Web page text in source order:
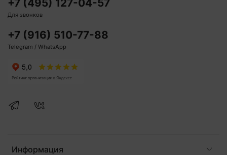
Информация
+7 (495) 127-04-57
Для звонков
+7 (916) 510-77-88
Telegram / WhatsApp